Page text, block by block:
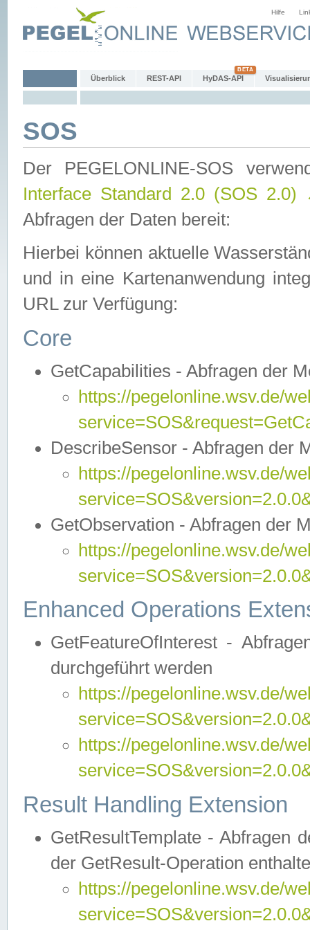
Hilfe
Überblick REST-API HyDAS-API
SOS
Der PEGELONLINE-SOS
Interface Standard 2.0 (SOS 2.0)
Abfragen der Daten bereit:
Hierbei können aktuelle
und in eine Kartenanwendung
URL zur Verfügung:
Core
GetCapabilities - Abfragen der
https://pegelonline.wsv.de/
DescribeSensor - Abfragen der
https://pegelonline.wsv.de/
GetObservation - Abfragen der
https://pegelonline.wsv.de/
Enhanced Operations
GetFeatureOfInterest -
durchgeführt werden
https://pegelonline.wsv.de/
https://pegelonline.wsv.de/
Result Handling Extension
GetResultTemplate - Abfragen
der GetResult-Operation
https://pegelonline.wsv.de/